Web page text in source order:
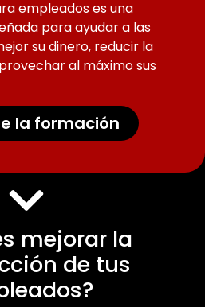
empleados es una
para ayudar a las
su dinero, reducir la
al máximo sus
la formación
mejorar la
de tus